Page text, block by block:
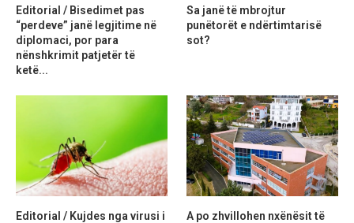
Editorial / Bisedimet pas
“perdeve” janë legjitime në
diplomaci, por para
nënshkrimit patjetër të
ketë...
Sa janë të mbrojtur
punëtorët e ndërtimtarisë
sot?
Editorial / Kujdes nga virusi i
A po zhvillohen nxënësit të